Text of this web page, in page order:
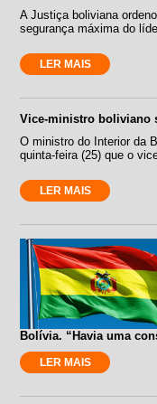
A Justiça boliviana
segurança máxima do
LER MAIS
Vice-ministro boliviano
O ministro do Interior da
quinta-feira (25) que o
LER MAIS
Bolívia. “Havia uma
LER MAIS